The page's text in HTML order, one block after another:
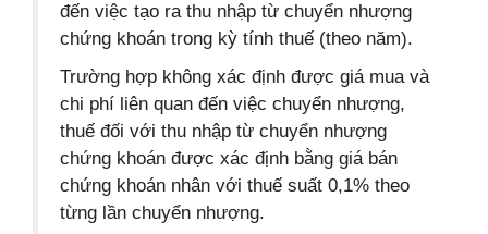
đến việc tạo ra thu nhập từ chuyển nhượng
chứng khoán trong kỳ tính thuế (theo năm).
Trường hợp không xác định được giá mua và
chi phí liên quan đến việc chuyển nhượng,
thuế đối với thu nhập từ chuyển nhượng
chứng khoán được xác định bằng giá bán
chứng khoán nhân với thuế suất 0,1% theo
từng lần chuyển nhượng.